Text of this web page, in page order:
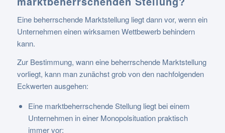
Eine beherrschende Marktstellung liegt dann vor, wenn ein
Unternehmen einen wirksamen Wettbewerb behindern
kann.
Zur Bestimmung, wann eine beherrschende Marktstellung
vorliegt, kann man zunächst grob von den nachfolgenden
Eckwerten ausgehen:
Eine marktbeherrschende Stellung liegt bei einem
Unternehmen in einer Monopolsituation praktisch
immer vor;